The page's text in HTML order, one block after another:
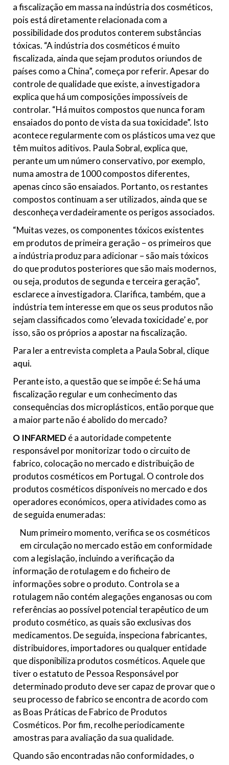
a fiscalização em massa na indústria dos cosméticos,
pois está diretamente relacionada com a
possibilidade dos produtos conterem substâncias
tóxicas. “A indústria dos cosméticos é muito
fiscalizada, ainda que sejam produtos oriundos de
países como a China”, começa por referir. Apesar do
controle de qualidade que existe, a investigadora
explica que há um composições impossíveis de
controlar. “Há muitos compostos que nunca foram
ensaiados do ponto de vista da sua toxicidade”. Isto
acontece regularmente com os plásticos uma vez que
têm muitos aditivos. Paula Sobral, explica que,
perante um um número conservativo, por exemplo,
numa amostra de 1000 compostos diferentes,
apenas cinco são ensaiados. Portanto, os restantes
compostos continuam a ser utilizados, ainda que se
desconheça verdadeiramente os perigos associados.
“Muitas vezes, os componentes tóxicos existentes
em produtos de primeira geração – os primeiros que
a indústria produz para adicionar – são mais tóxicos
do que produtos posteriores que são mais modernos,
ou seja, produtos de segunda e terceira geração”,
esclarece a investigadora. Clarifica, também, que a
indústria tem interesse em que os seus produtos não
sejam classificados como ‘elevada toxicidade’ e, por
isso, são os próprios a apostar na fiscalização.
Para ler a entrevista completa a Paula Sobral, clique
aqui.
Perante isto, a questão que se impõe é: Se há uma
fiscalização regular e um conhecimento das
consequências dos microplásticos, então porque que
a maior parte não é abolido do mercado?
O INFARMED é a autoridade competente
responsável por monitorizar todo o circuito de
fabrico, colocação no mercado e distribuição de
produtos cosméticos em Portugal. O controle dos
produtos cosméticos disponíveis no mercado e dos
operadores económicos, opera atividades como as
de seguida enumeradas:
Num primeiro momento, verifica se os cosméticos
em circulação no mercado estão em conformidade
com a legislação, incluindo a verificação da
informação de rotulagem e do ficheiro de
informações sobre o produto. Controla se a
rotulagem não contém alegações enganosas ou com
referências ao possível potencial terapêutico de um
produto cosmético, as quais são exclusivas dos
medicamentos. De seguida, inspeciona fabricantes,
distribuidores, importadores ou qualquer entidade
que disponibiliza produtos cosméticos. Aquele que
tiver o estatuto de Pessoa Responsável por
determinado produto deve ser capaz de provar que o
seu processo de fabrico se encontra de acordo com
as Boas Práticas de Fabrico de Produtos
Cosméticos. Por fim, recolhe periodicamente
amostras para avaliação da sua qualidade.
Quando são encontradas não conformidades, o